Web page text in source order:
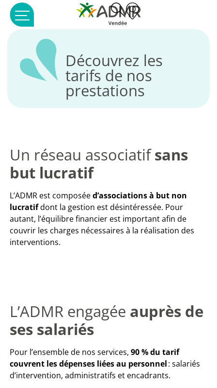
Découvrez les
tarifs de nos
prestations
Un réseau associatifsans
but lucratif
L’ADMR est composéed’associations à but non
lucratifdont la gestion est désintéressée. Pour
autant, l’équilibre financier est important afin de
couvrir les charges nécessaires à la réalisation des
interventions.
L’ADMR engagée auprès de
ses salariés
Pour l’ensemble de nos services, 90 % du tarif
couvrent les dépenses liées au personnel: salariés
d’intervention, administratifs et encadrants.
Panneau de gestion des cookies